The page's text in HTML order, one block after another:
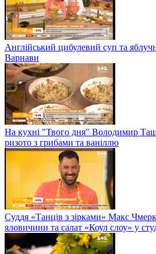
Англійський цибулевий суп та
Варнави
На кухні "Твого дня" Володимир
ризото з грибами та ваніллю
Суддя «Танців з зірками» Макс
яловичини та салат «Коул слоу» у